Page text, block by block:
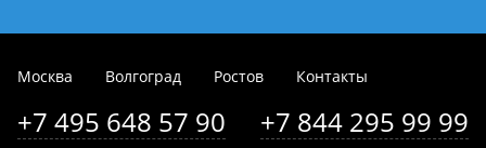
Москва Волгоград Ростов Контакты
+7 495 648 57 90
+7 844 295 99 99